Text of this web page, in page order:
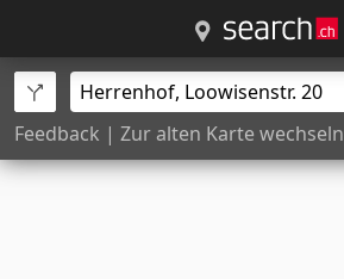
Feedback | Zur alten Karte wechseln